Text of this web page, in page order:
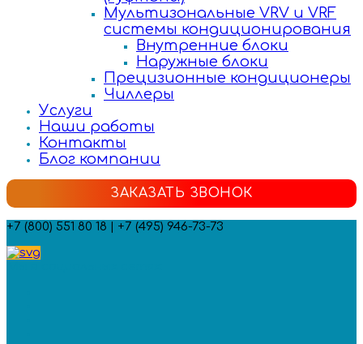
Мультизональные VRV и VRF
системы кондиционирования
Внутренние блоки
Наружные блоки
Прецизионные кондиционеры
Чиллеры
Услуги
Наши работы
Контакты
Блог компании
ЗАКАЗАТЬ ЗВОНОК
+7 (800) 551 80 18 | +7 (495) 946-73-73